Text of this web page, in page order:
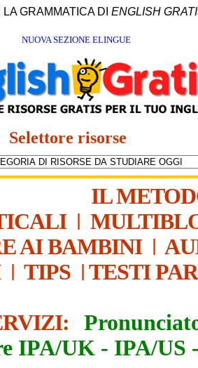
LA GRAMMATICA DI ENGLISH
NUOVA SEZIONE ELINGUE
Selettore risorse
IL
|
AI BAMBINI|
| TIPS | TESTI
IPA/UK - IPA/US